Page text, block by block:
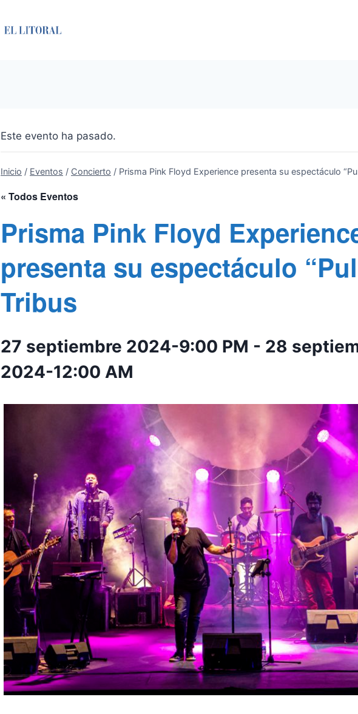
Este evento ha pasado.
Inicio / Eventos / Concierto / Prisma Pink Floyd Experience presenta su espectáculo
« Todos Eventos
Prisma Pink Floyd
presenta su espectáculo
Tribus
27 septiembre 2024-9:00 PM - 28
2024-12:00 AM